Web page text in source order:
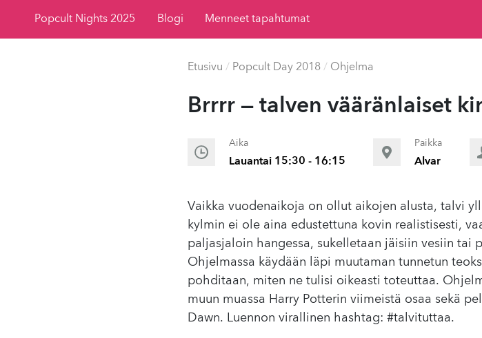
Popcult Nights 2025 Blogi Menneet tapahtumat
Etusivu / Popcult Day 2018 / Ohjelma
Brrrr — talven väärän­laiset
Aika
Lauantai 15:30 - 16:15
Paikka
Alvar
Vaikka vuodenaikoja on ollut aikojen alusta, talvi
kylmin ei ole aina edustettuna kovin realistisesti,
paljasjaloin hangessa, sukelletaan jäisiin vesiin tai
Ohjelmassa käydään läpi muutaman tunnetun
pohditaan, miten ne tulisi oikeasti toteuttaa.
muun muassa Harry Potterin viimeistä osaa sekä
Dawn. Luennon virallinen hashtag: #talvituttaa.